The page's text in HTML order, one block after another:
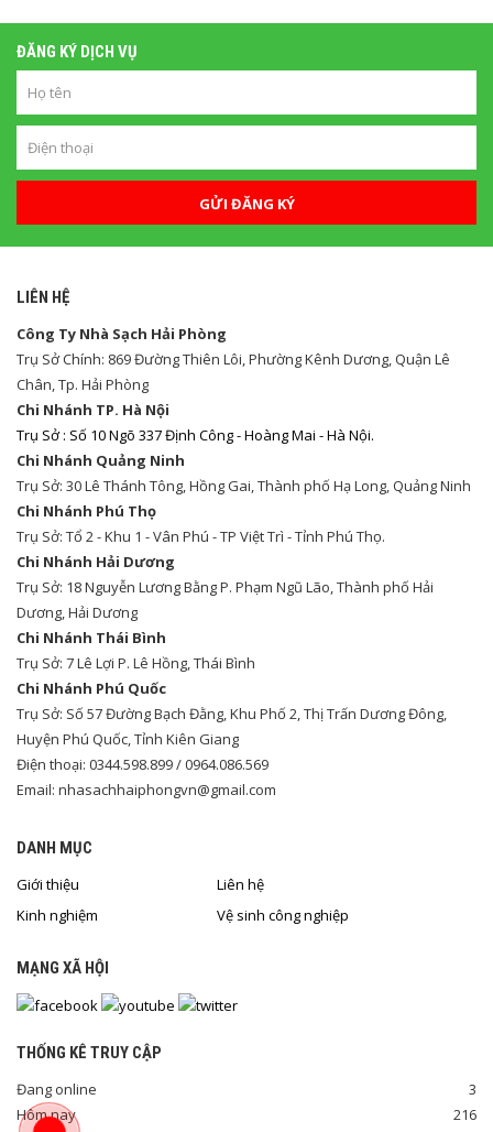
ĐĂNG KÝ DỊCH VỤ
GỬI ĐĂNG KÝ
LIÊN HỆ
Công Ty Nhà Sạch Hải Phòng
Trụ Sở Chính: 869 Đường Thiên Lôi, Phường Kênh Dương, Quận Lê
Chân, Tp. Hải Phòng
Chi Nhánh TP. Hà Nội
Trụ Sở : Số 10 Ngõ 337 Định Công - Hoàng Mai - Hà Nội.
Chi Nhánh Quảng Ninh
Trụ Sở: 30 Lê Thánh Tông, Hồng Gai, Thành phố Hạ Long, Quảng Ninh
Chi Nhánh Phú Thọ
Trụ Sở: Tổ 2 - Khu 1 - Vân Phú - TP Việt Trì - Tỉnh Phú Thọ.
Chi Nhánh Hải Dương
Trụ Sở: 18 Nguyễn Lương Bằng P. Phạm Ngũ Lão, Thành phố Hải
Dương, Hải Dương
Chi Nhánh Thái Bình
Trụ Sở: 7 Lê Lợi P. Lê Hồng, Thái Bình
Chi Nhánh Phú Quốc
Trụ Sở: Số 57 Đường Bạch Đằng, Khu Phố 2, Thị Trấn Dương Đông,
Huyện Phú Quốc, Tỉnh Kiên Giang
Điện thoại: 0344.598.899 / 0964.086.569
Email: nhasachhaiphongvn@gmail.com
DANH MỤC
Giới thiệu
Liên hệ
Kinh nghiệm
Vệ sinh công nghiệp
MẠNG XÃ HỘI
THỐNG KÊ TRUY CẬP
Đang online
3
Hôm nay
216